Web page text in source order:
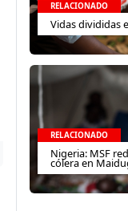
RELACIONADO
Vidas divididas
RELACIONADO
Nigeria: MSF
cólera en